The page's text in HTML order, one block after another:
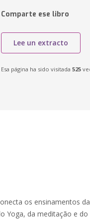
Comparte ese libro
Lee un extracto
Esa página ha sido visitada 525
os ensinamentos
Yoga, da meditação e do